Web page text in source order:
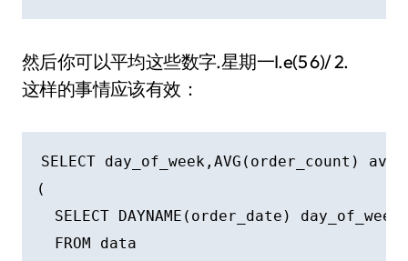
然后你可以平均这些数字.星期一I.e(5 6)/ 2.
这样的事情应该有效：
SELECT day_of_week,AVG(order_count)
(
SELECT DAYNAME(order_date)
  FROM data